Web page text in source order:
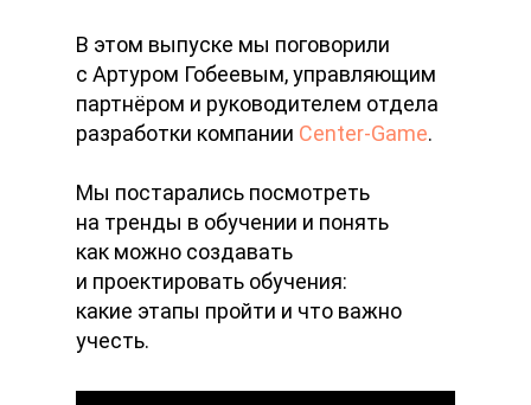
В этом выпуске мы поговорили
с Артуром Гобеевым, управляющим
партнёром и руководителем отдела
разработки компании Center-Game.
Мы постарались посмотреть
на тренды в обучении и понять
как можно создавать
и проектировать обучения:
какие этапы пройти и что важно
учесть.